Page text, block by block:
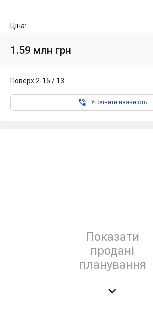
Ціна:
1.59 млн грн
Поверх 2-15 / 13
 Уточнити наявність
Показати
продані
планування
